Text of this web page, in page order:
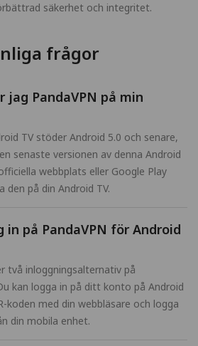
säkerhet och integritet.
frågor
jag PandaVPN på min
TV stöder Android 5.0 och senare,
senaste versionen av denna Android
webbplats eller Google Play
den på din Android TV.
in på PandaVPN för Android
två inloggningsalternativ på
kan logga in på ditt konto på Android
koden med din webbläsare och logga
din mobila enhet.